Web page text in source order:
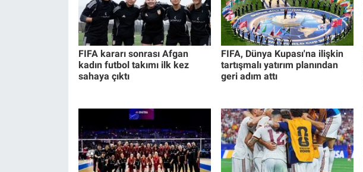
FIFA kararı sonrası Afgan
kadın futbol takımı ilk kez
sahaya çıktı
FIFA, Dünya Kupası'na ilişkin
tartışmalı yatırım planından
geri adım attı